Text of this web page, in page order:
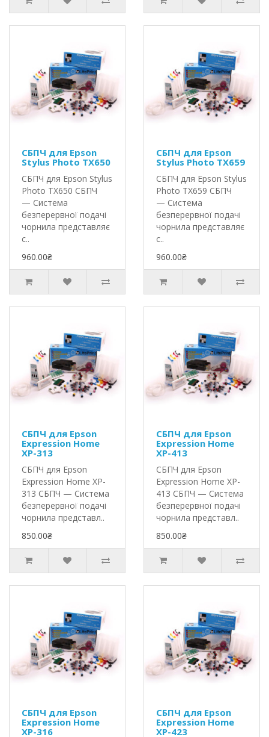
СБПЧ для Epson
Stylus Photo TX650
СБПЧ для Epson Stylus
Photo TX650 СБПЧ
— Система
безперервної подачі
чорнила представляє
с..
960.00₴
СБПЧ для Epson
Stylus Photo TX659
СБПЧ для Epson Stylus
Photo TX659 СБПЧ
— Система
безперервної подачі
чорнила представляє
с..
960.00₴
СБПЧ для Epson
Expression Home
XP-313
СБПЧ для Epson
Expression Home XP-
313 СБПЧ — Система
безперервної подачі
чорнила представл..
850.00₴
СБПЧ для Epson
Expression Home
XP-413
СБПЧ для Epson
Expression Home XP-
413 СБПЧ — Система
безперервної подачі
чорнила представл..
850.00₴
СБПЧ для Epson
Expression Home
XP-316
СБПЧ для Epson
Expression Home
XP-423